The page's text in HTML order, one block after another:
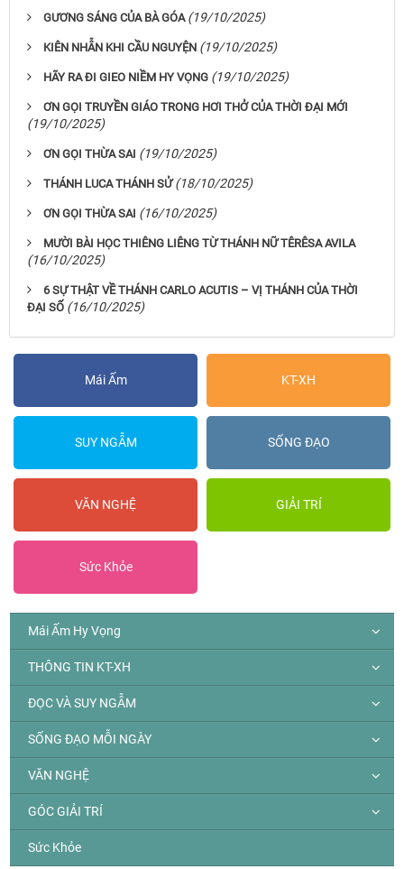
GƯƠNG SÁNG CỦA BÀ GÓA (19/10/2025)
KIÊN NHẪN KHI CẦU NGUYỆN (19/10/2025)
HÃY RA ĐI GIEO NIỀM HY VỌNG (19/10/2025)
ƠN GỌI TRUYỀN GIÁO TRONG HƠI THỞ CỦA THỜI ĐẠI MỚI
(19/10/2025)
ƠN GỌI THỪA SAI (19/10/2025)
THÁNH LUCA THÁNH SỬ (18/10/2025)
ƠN GỌI THỪA SAI (16/10/2025)
MƯỜI BÀI HỌC THIÊNG LIÊNG TỪ THÁNH NỮ TÊRÊSA AVILA
(16/10/2025)
6 SỰ THẬT VỀ THÁNH CARLO ACUTIS – VỊ THÁNH CỦA THỜI
ĐẠI SỐ (16/10/2025)
Mái Ấm KT-XH
SUY NGẪM SỐNG ĐẠO
VĂN NGHỆ GIẢI TRÍ
Sức Khỏe
Mái Ấm Hy Vọng
THÔNG TIN KT-XH
ĐỌC VÀ SUY NGẪM
SỐNG ĐẠO MỖI NGÀY
VĂN NGHỆ
GÓC GIẢI TRÍ
Sức Khỏe